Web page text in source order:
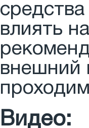
влиять
внешний
Видео: